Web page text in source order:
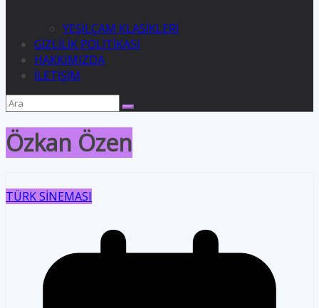
YEŞİLÇAM KLASİKLERİ
GİZLİLİK POLİTİKASI
HAKKIMIZDA
İLETİŞİM
Özkan Özen
TÜRK SİNEMASI